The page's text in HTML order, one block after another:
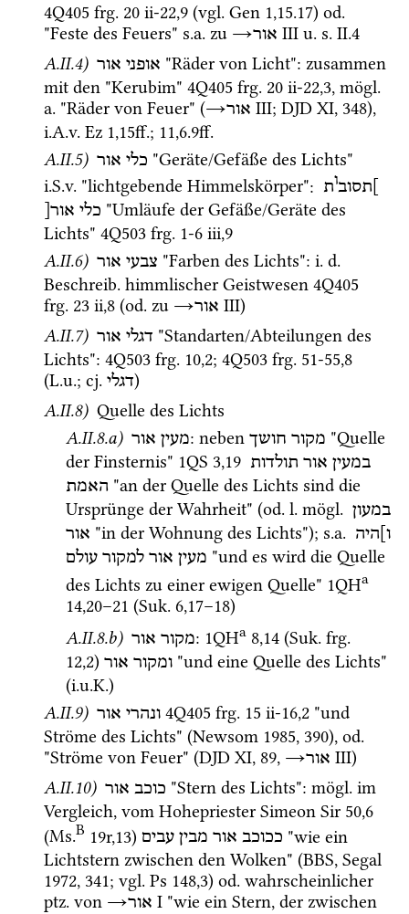
4Q405 frg. 20 ii-22,9 (vgl. Gen 1,15.17) od.
"Feste des Feuers" s.a. zu →אור ‎ III u. s. II.4
A.II.4)
אופני אור "Räder von Licht": zusammen
mit den "Kerubim" 4Q405 frg. 20 ii-22,3, mögl.
a. "Räder von Feuer" (→אור ‎ III; DJD XI
i.A.v. Ez 1,15ff.; 11,6.9ff.
A.II.5) כלי אור
i.S.v. "lichtgebende Himmelskörper": ]תסובות
כלי אור[
"Umläufe der Gefäße/Geräte des
Lichts" 4Q503 frg. 1-6 iii,9
A.II.6)
צבעי אור "Farben des Lichts": i. d.
Beschreib. himmlischer Geistwesen 4Q405
frg. 23 ii,8 (od. zu →אור ‎ III)
A.II.7)
דגלי אור
"Standarten/Abteilungen des
Lichts": 4Q503 frg. 10,2; 4Q503 frg. 51-55,8
(L.u.; cj. דגלי)
A.II.8) Quelle des Lichts
A.II.8.a) מעין אור: neben מקור חושך "Quelle
der Finsternis" 1QS 3,19 במעין אור תולדות
האמת "an der Quelle des Lichts sind die
Ursprünge der Wahrheit" (od. l. mögl. במעון
אור "in der Wohnung des Lichts"); s.a. ו]היה
מעין אור למקור עולם
"und es wird die Quelle
des Lichts zu einer ewigen Quelle" 1QHa
14,20–21 (Suk. 6,17–18)
A.II.8.b) מקור אור: 1QHa 8,14 (Suk. frg.
12,2) ומקור אור
"und eine Quelle des Lichts"
(i.u.K.)
A.II.9)
ונהרי אור 4Q405 frg. 15 ii-16,2 "und
Ströme des Lichts" (Newsom 1985, 390), od.
"Ströme von Feuer" (DJD XI, 89, →אור ‎ III)
A.II.10) כוכב אור "Stern des Lichts": mögl. im
Vergleich, vom Hohepriester Simeon Sir 50,6
(Ms.B 19r,13) ככוכב אור מבין עבים
"wie ein
Lichtstern zwischen den Wolken" (BBS, Segal
1972, 341; vgl. Ps 148,3) od.
ptz. von →אור ‎ I "wie ein Stern, der zwischen